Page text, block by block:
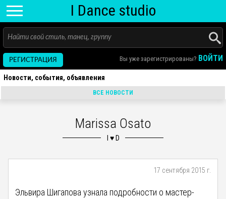
I Dance studio
Вы уже зарегистрированы? ВОЙТИ
РЕГИСТРАЦИЯ
Новости, события, объявления
ВСЕ НОВОСТИ
Marissa Osato
17 сентября 2015 г.
Эльвира Шигапова узнала подробности о мастер-